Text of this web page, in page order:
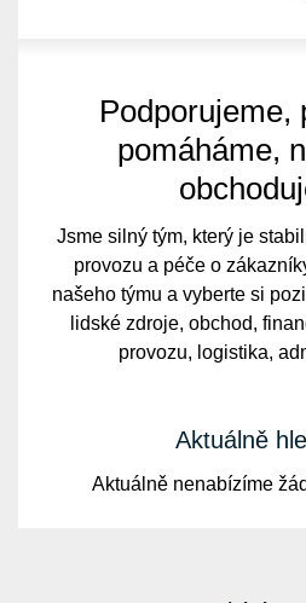
Podporujeme,
pomáháme,
Jsme silný tým, který je
provozu a péče o
našeho týmu a vyberte si
lidské zdroje, obchod,
provozu, logistika,
Aktuálně
Aktuálně nenabízíme